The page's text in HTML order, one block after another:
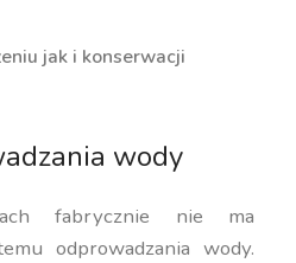
jak i konserwacji
wody
fabrycznie nie ma
odprowadzania wody.